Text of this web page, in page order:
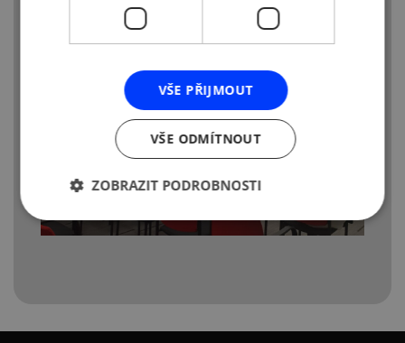
VŠE PŘIJMOUT
VŠE ODMÍTNOUT
ZOBRAZIT PODROBNOSTI